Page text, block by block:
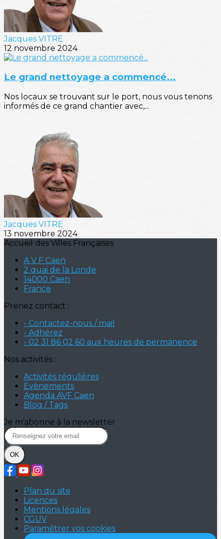
Jacques VITRE
12 novembre 2024
Le grand nettoyage a commencé...
Nos locaux se trouvant sur le port, nous vous tenons
informés de ce grand chantier avec,...
Jacques VITRE
13 novembre 2024
Accueil des Villes Françaises
A V F Caen
2 quai de la Londe
14000 Caen
France
Prenez contact :
- Contactez-nous / mail
- Adhérez
- 02 31 86 02 60 aux heures de permanence
Nos activités :
Activités régulières
Evènements
Agenda AVF Caen
Blog / Tags
Je m'abonne à la newsletter
OK
Plan du site
Licences
Mentions légales
CGUV
Paramétrer vos cookies